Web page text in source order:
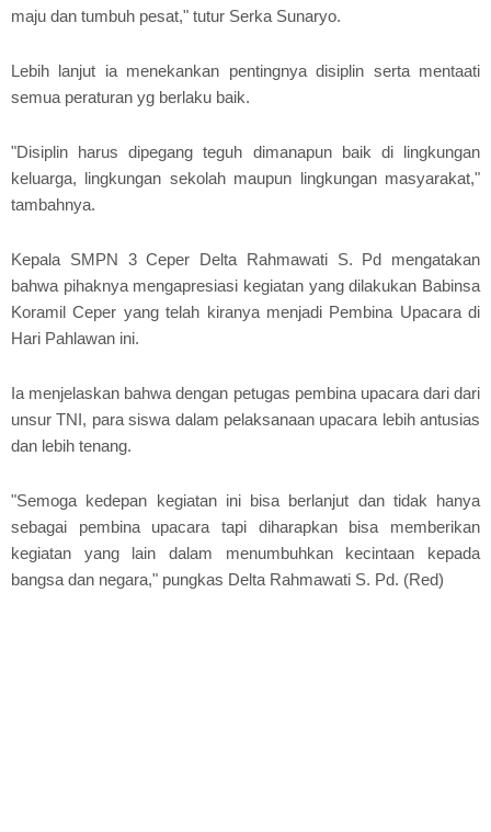
maju dan tumbuh pesat," tutur Serka Sunaryo.
Lebih lanjut ia menekankan pentingnya disiplin serta mentaati
semua peraturan yg berlaku baik.
"Disiplin harus dipegang teguh dimanapun baik di lingkungan
keluarga, lingkungan sekolah maupun lingkungan masyarakat,"
tambahnya.
Kepala SMPN 3 Ceper Delta Rahmawati S. Pd mengatakan
bahwa pihaknya mengapresiasi kegiatan yang dilakukan Babinsa
Koramil Ceper yang telah kiranya menjadi Pembina Upacara di
Hari Pahlawan ini.
Ia menjelaskan bahwa dengan petugas pembina upacara dari dari
unsur TNI, para siswa dalam pelaksanaan upacara lebih antusias
dan lebih tenang.
"Semoga kedepan kegiatan ini bisa berlanjut dan tidak hanya
sebagai pembina upacara tapi diharapkan bisa memberikan
kegiatan yang lain dalam menumbuhkan kecintaan kepada
bangsa dan negara," pungkas Delta Rahmawati S. Pd. (Red)